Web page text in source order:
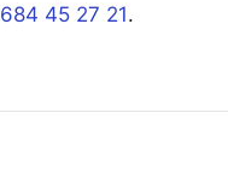
684 45 27 21.